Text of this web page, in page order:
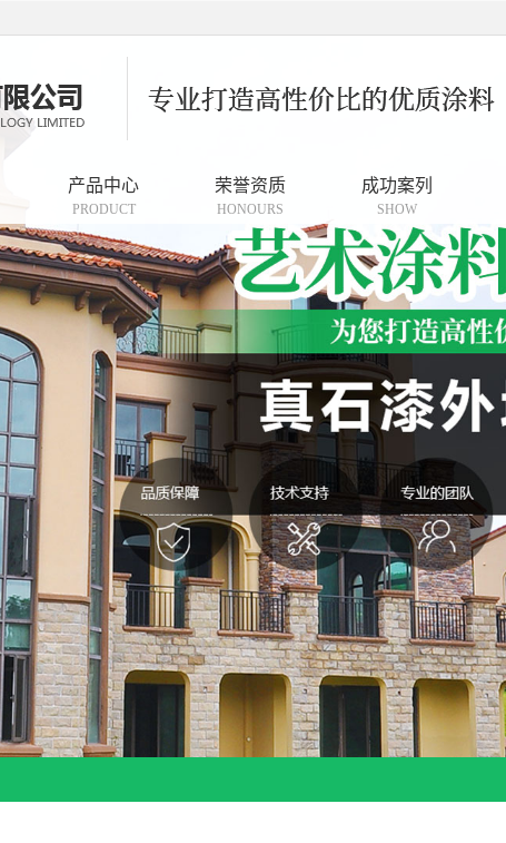
产品中心
PRODUCT
荣誉资质
HONOURS
成功案列
SHOW